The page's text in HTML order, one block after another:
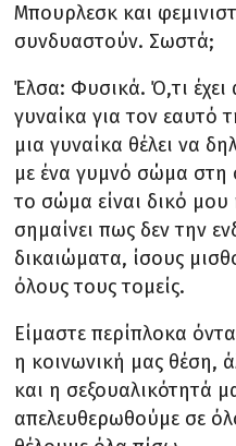
Μπουρλεσκ και
συνδυαστούν. Σωστά;
Έλσα: Φυσικά. Ό,τι έχει
γυναίκα για τον εαυτό
μια γυναίκα θέλει να
με ένα γυμνό σώμα στη
το σώμα είναι δικό
σημαίνει πως δεν την
δικαιώματα, ίσους
όλους τους τομείς.
Είμαστε περίπλοκα
η κοινωνική μας θέση,
και η σεξουαλικότητά
απελευθερωθούμε σε